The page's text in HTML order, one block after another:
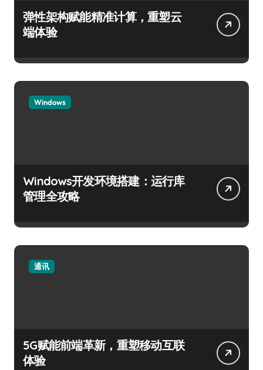
弹性架构赋能精准计算，重塑云
端体验
Windows
Windows开发环境搭建：运行库
管理全攻略
通讯
5G赋能前端革新，重塑移动互联
体验